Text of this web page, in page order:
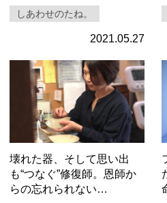
しあわせのたね。
2021.05.27
壊れた器、そして思い出
も“つなぐ”修復師。恩師か
らの忘れられない…